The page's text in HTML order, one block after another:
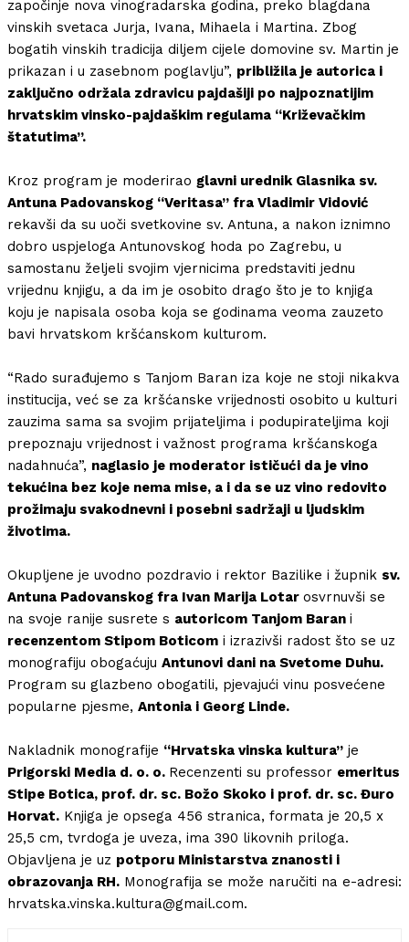
započinje nova vinogradarska godina, preko blagdana
vinskih svetaca Jurja, Ivana, Mihaela i Martina. Zbog
bogatih vinskih tradicija diljem cijele domovine sv. Martin je
prikazan i u zasebnom poglavlju”, približila je autorica i
zaključno održala zdravicu pajdašiji po najpoznatijim
hrvatskim vinsko-pajdaškim regulama “Križevačkim
štatutima”.
Kroz program je moderirao glavni urednik Glasnika sv.
Antuna Padovanskog “Veritasa” fra Vladimir Vidović
rekavši da su uoči svetkovine sv. Antuna, a nakon iznimno
dobro uspjeloga Antunovskog hoda po Zagrebu, u
samostanu željeli svojim vjernicima predstaviti jednu
vrijednu knjigu, a da im je osobito drago što je to knjiga
koju je napisala osoba koja se godinama veoma zauzeto
bavi hrvatskom kršćanskom kulturom.
“Rado surađujemo s Tanjom Baran iza koje ne stoji nikakva
institucija, već se za kršćanske vrijednosti osobito u kulturi
zauzima sama sa svojim prijateljima i podupirateljima koji
prepoznaju vrijednost i važnost programa kršćanskoga
nadahnuća”, naglasio je moderator ističući da je vino
tekućina bez koje nema mise, a i da se uz vino redovito
prožimaju svakodnevni i posebni sadržaji u ljudskim
životima.
Okupljene je uvodno pozdravio i rektor Bazilike i župnik sv.
Antuna Padovanskog fra Ivan Marija Lotar osvrnuvši se
na svoje ranije susrete s autoricom Tanjom Baran i
recenzentom Stipom Boticom i izrazivši radost što se uz
monografiju obogaćuju Antunovi dani na Svetome Duhu.
Program su glazbeno obogatili, pjevajući vinu posvećene
popularne pjesme, Antonia i Georg Linde.
Nakladnik monografije “Hrvatska vinska kultura” je
Prigorski Media d. o. o. Recenzenti su professor emeritus
Stipe Botica, prof. dr. sc. Božo Skoko i prof. dr. sc. Đuro
Horvat. Knjiga je opsega 456 stranica, formata je 20,5 x
25,5 cm, tvrdoga je uveza, ima 390 likovnih priloga.
Objavljena je uz potporu Ministarstva znanosti i
obrazovanja RH. Monografija se može naručiti na e-adresi:
hrvatska.vinska.kultura@gmail.com.